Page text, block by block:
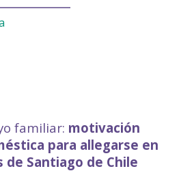
familiar: motivación
para allegarse en
Santiago de Chile